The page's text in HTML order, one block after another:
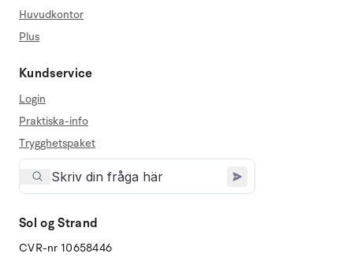
Huvudkontor
Plus
Kundservice
Login
Praktiska-info
Trygghetspaket
Sol og Strand
CVR-nr 10658446